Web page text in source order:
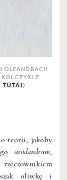
OLEANDRACH
KOLCZYKI Z
TUTAJ)
teorii, jakoby
arodandrum,
rzeczownikiem
oliwkę i